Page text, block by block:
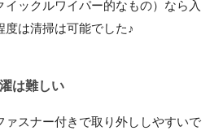
イックルワイパー的なもの）なら入
度は清掃は可能でした♪
は難しい
ァスナー付きで取り外ししやすいで